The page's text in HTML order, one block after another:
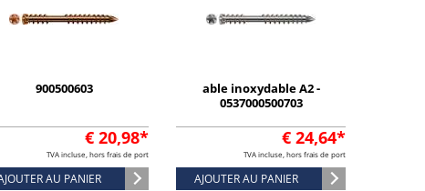
900500603
€ 20,98*
TVA incluse, hors frais de port
AU PANIER
able inoxydable A2 -
0537000500703
€ 24,64*
TVA incluse, hors frais de port
AJOUTER AU PANIER